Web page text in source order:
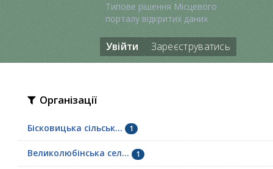
Типове рішення Місцевого
порталу відкритих даних
Увійти Зареєструватись
Організації
Бісковицька сільськ... 1
Великолюбінська сел... 1